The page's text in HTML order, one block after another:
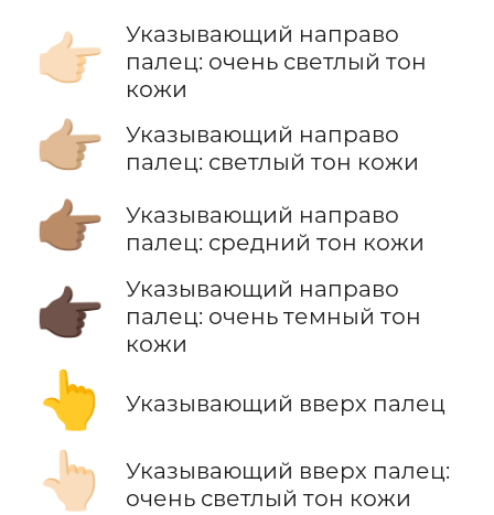
👉🏻
Указывающий направо
палец: очень светлый тон
кожи
👉🏼
Указывающий направо
палец: светлый тон кожи
👉🏽
Указывающий направо
палец: средний тон кожи
👉🏿
Указывающий направо
палец: очень темный тон
кожи
👆 Указывающий вверх палец
👆🏻
Указывающий вверх палец:
очень светлый тон кожи